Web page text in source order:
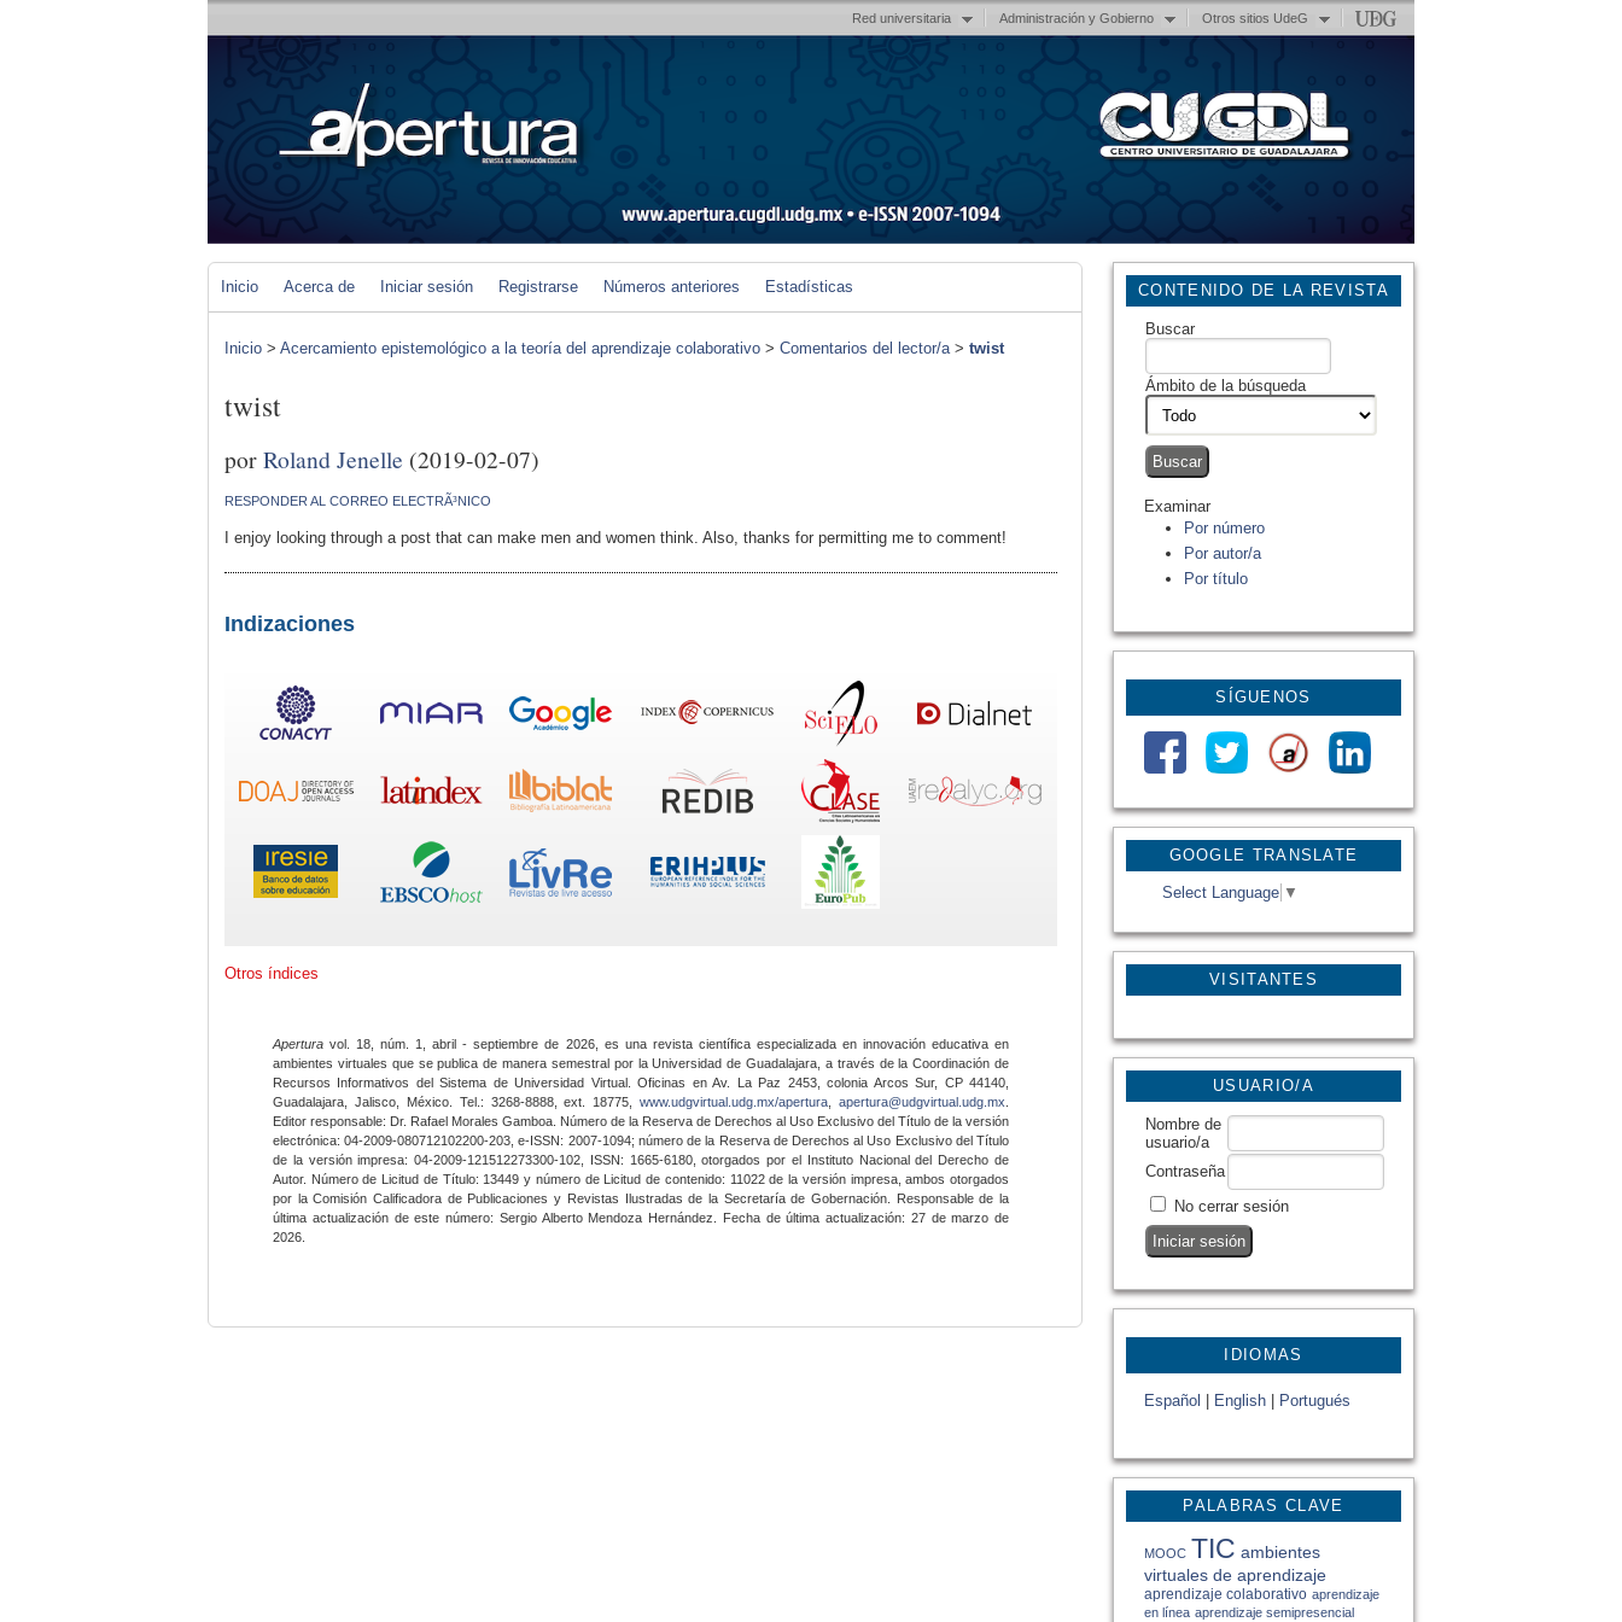
Red universitaria Administración y Gobierno Otros sitios UdeG
GOOGLE TRANSLATE
Select Language ▼
VISITANTES
CONTENIDO DE LA REVISTA
Buscar
Ámbito de la búsqueda
Examinar
Por número
Por autor/a
Por título
SÍGUENOS
USUARIO/A
Nombre de
usuario/a
Contraseña
No cerrar sesión
IDIOMAS
Español English Portugués
PALABRAS CLAVE
MOOC TIC ambientes
virtuales de aprendizaje
aprendizaje colaborativo aprendizaje
en línea aprendizaje semipresencial
Inicio Acerca de Iniciar sesión Registrarse Números anteriores Estadísticas
Inicio > Acercamiento epistemológico a la teoría del aprendizaje colaborativo > Comentarios del lector/a> twist
twist
porRoland Jenelle (2019-02-07)
RESPONDER AL CORREO ELECTRÃ³NICO
I enjoy looking through a post that can make men and women think. Also, thanks for permitting me to comment!
Indizaciones
Otros índices
Apertura vol. 18, núm. 1, abril - septiembre de 2026, es una revista científica especializada en innovación educativa en
ambientes virtuales que se publica de manera semestral por la Universidad de Guadalajara, a través de la Coordinación de
Recursos Informativos del Sistema de Universidad Virtual. Oficinas en Av. La Paz 2453, colonia Arcos Sur, CP 44140,
Guadalajara, Jalisco, México. Tel.: 3268-8888, ext. 18775,www.udgvirtual.udg.mx/apertura apertura@udgvirtual.udg.mx
Editor responsable: Dr. Rafael Morales Gamboa. Número de la Reserva de Derechos al Uso Exclusivo del Título de la versión
electrónica: 04-2009-080712102200-203, e-ISSN: 2007-1094; número de la Reserva de Derechos al Uso Exclusivo del Título
de la versión impresa: 04-2009-121512273300-102, ISSN: 1665-6180, otorgados por el Instituto Nacional del Derecho de
Autor. Número de Licitud de Título: 13449 y número de Licitud de contenido: 11022 de la versión impresa, ambos otorgados
por la Comisión Calificadora de Publicaciones y Revistas Ilustradas de la Secretaría de Gobernación. Responsable de la
última actualización de este número: Sergio Alberto Mendoza Hernández. Fecha de última actualización: 27 de marzo de
2026.